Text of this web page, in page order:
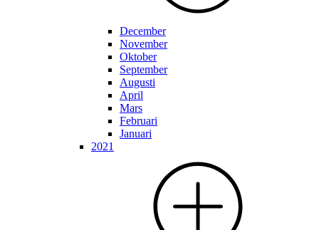
December
November
Oktober
September
Augusti
April
Mars
Februari
Januari
2021